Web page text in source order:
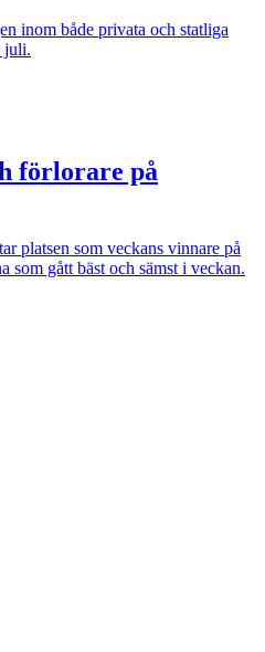
inom både privata och statliga
juli.
förlorare på
platsen som veckans vinnare på
som gått bäst och sämst i veckan.